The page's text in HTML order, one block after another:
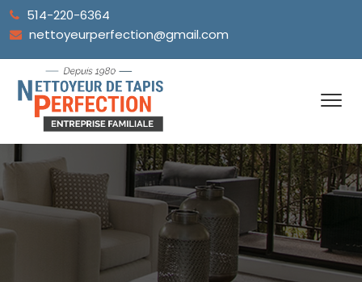
514-220-6364
nettoyeurperfection@gmail.com